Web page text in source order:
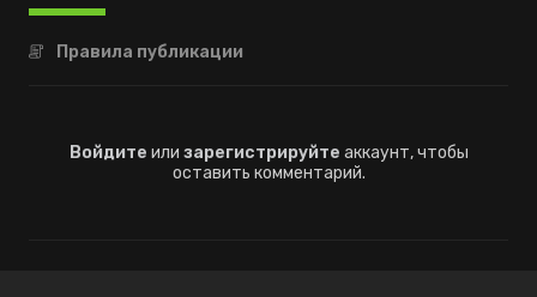
Правила публикации
Войдите или зарегистрируйте аккаунт, чтобы
оставить комментарий.